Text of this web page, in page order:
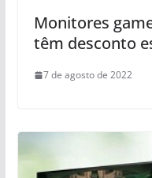
Monitores
têm desconto
7 de agosto de 2022